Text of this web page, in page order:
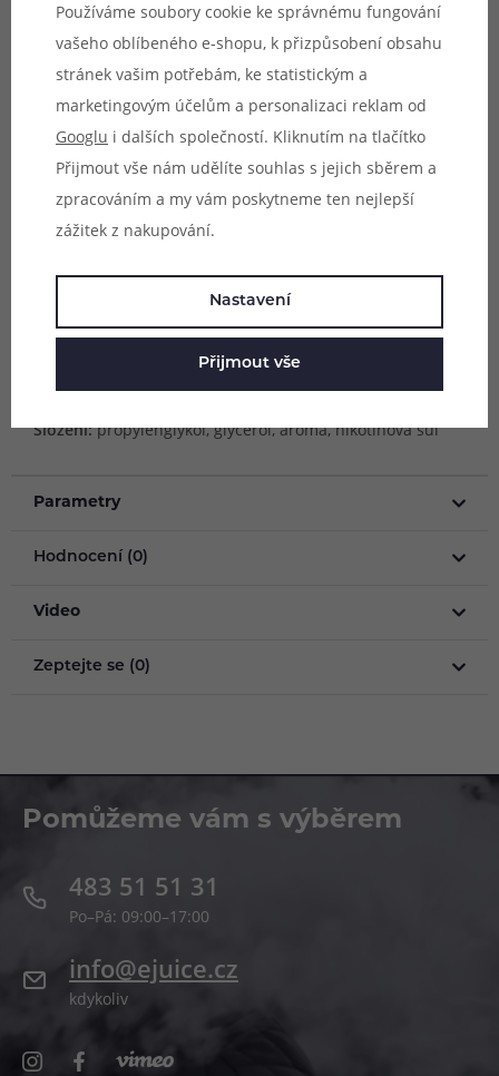
E-liquidy Infamous pochází z Chorvatska a byly navrženy
předními vapery, kteří se s vámi nyní podělí o tento
mimořádný chuťový zážitek. Všechny příchutě prochází
přísnými výstupními kontrolami pro uvedení na trh a jsou
mnohokrát testovány, aby bylo dosaženo skutečně
jedinečně vyladěné chuti každé příchutě z této okouzlující
řady. E-liquidy jsou dodávány v lahvičkách o objemu 10
kapátkem pro snadné plnění atomizéru.
Složení:propylenglykol, glycerol, aroma, nikotinová sůl
Parametry
Hodnocení (0)
Video
Zeptejte se (0)
Pomůžeme vám s výběrem
483 51 51 31
Po–Pá: 09:00–17:00
info@ejuice.cz
kdykoliv
Používáme soubory cookie ke správnému fungování
vašeho oblíbeného e-shopu, k přizpůsobení obsahu
stránek vašim potřebám, ke statistickým a
marketingovým účelům a personalizaci reklam od
Googlu i dalších společností. Kliknutím na tlačítko
Přijmout vše nám udělíte souhlas s jejich sběrem a
zpracováním a my vám poskytneme ten nejlepší
zážitek z nakupování.
Nastavení
Přijmout vše